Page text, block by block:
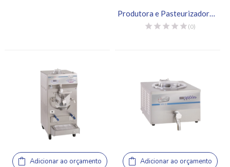
Produtora e Pasteurizadora de Gelato – Frigomat, Twin Chef 35 LCD
(0)
Adicionar ao orçamento Adicionar ao orçamento